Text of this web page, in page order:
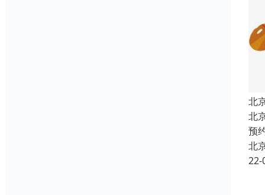
北
北
预
北
22-